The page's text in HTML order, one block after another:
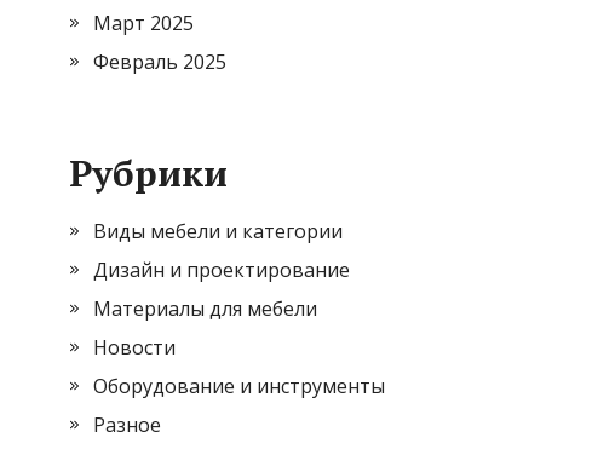
Март 2025
Февраль 2025
Рубрики
Виды мебели и категории
Дизайн и проектирование
Материалы для мебели
Новости
Оборудование и инструменты
Разное